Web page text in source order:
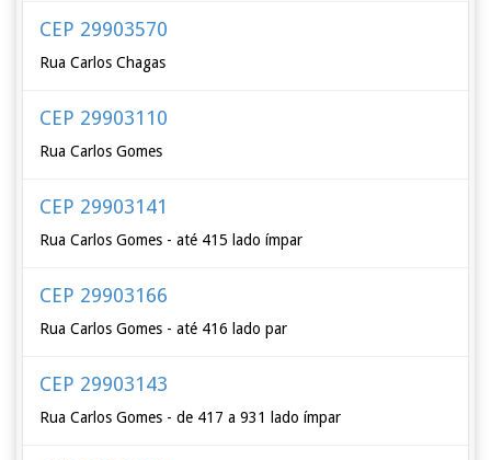
CEP 29903570
Rua Carlos Chagas
CEP 29903110
Rua Carlos Gomes
CEP 29903141
Rua Carlos Gomes - até 415 lado ímpar
CEP 29903166
Rua Carlos Gomes - até 416 lado par
CEP 29903143
Rua Carlos Gomes - de 417 a 931 lado ímpar